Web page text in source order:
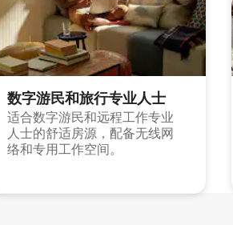
数字游民和旅行专业人士
适合数字游民和远程工作专业
人士的舒适房源，配备无线网
络和专用工作空间。